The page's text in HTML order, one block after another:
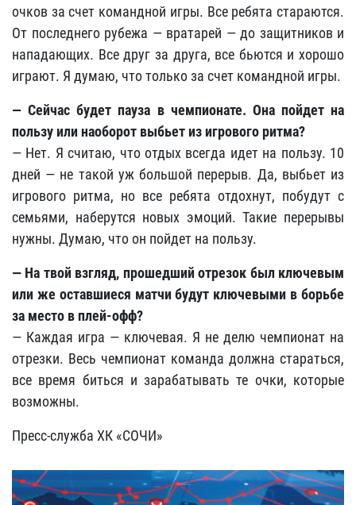
очков за счет командной игры. Все ребята стараются.
От последнего рубежа — вратарей — до защитников и
нападающих. Все друг за друга, все бьются и хорошо
играют. Я думаю, что только за счет командной игры.
— Сейчас будет пауза в чемпионате. Она пойдет на
пользу или наоборот выбьет из игрового ритма?
— Нет. Я считаю, что отдых всегда идет на пользу. 10
дней — не такой уж большой перерыв. Да, выбьет из
игрового ритма, но все ребята отдохнут, побудут с
семьями, наберутся новых эмоций. Такие перерывы
нужны. Думаю, что он пойдет на пользу.
— На твой взгляд, прошедший отрезок был ключевым
или же оставшиеся матчи будут ключевыми в борьбе
за место в плей-офф?
— Каждая игра — ключевая. Я не делю чемпионат на
отрезки. Весь чемпионат команда должна стараться,
все время биться и зарабатывать те очки, которые
возможны.
Пресс-служба ХК «СОЧИ»